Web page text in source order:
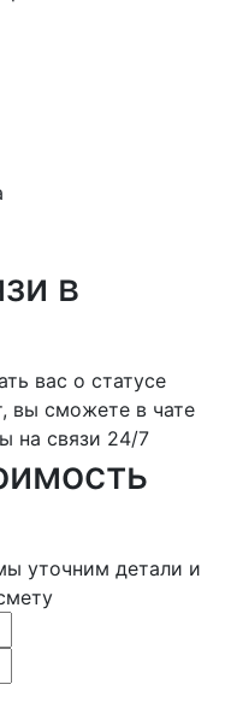
в
вас о статусе
вы сможете в чате
на связи 24/7
уточним детали и